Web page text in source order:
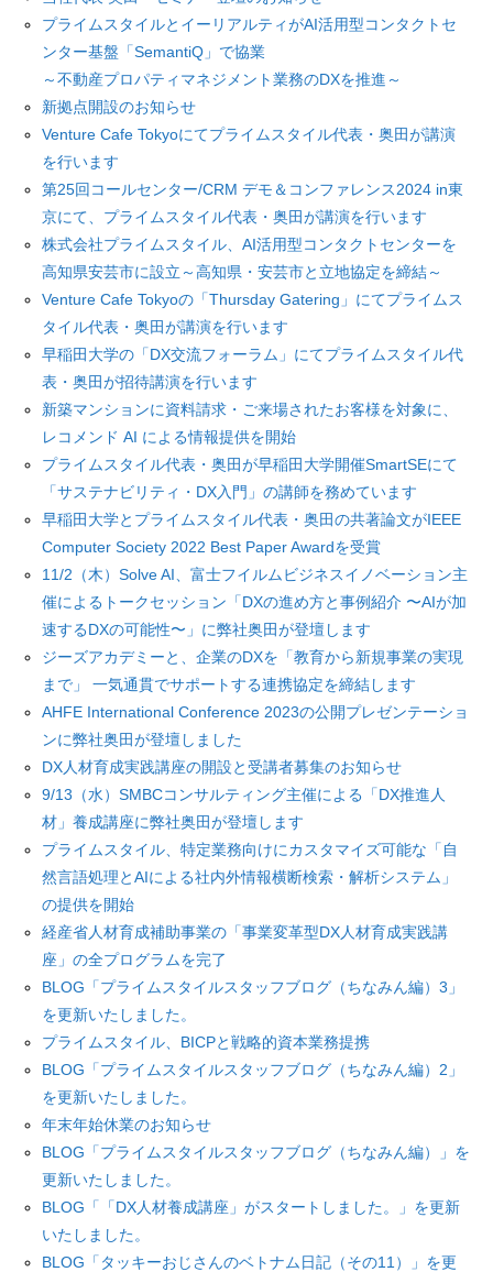
プライムスタイルとイーリアルティがAI活用型コンタクトセ
ンター基盤「SemantiQ」で協業
～不動産プロパティマネジメント業務のDXを推進～
新拠点開設のお知らせ
Venture Cafe Tokyoにてプライムスタイル代表・奥田が講演
を行います
第25回コールセンター/CRM デモ＆コンファレンス2024 in東
京にて、プライムスタイル代表・奥田が講演を行います
株式会社プライムスタイル、AI活用型コンタクトセンターを
高知県安芸市に設立～高知県・安芸市と立地協定を締結～
Venture Cafe Tokyoの「Thursday Gatering」にてプライムス
タイル代表・奥田が講演を行います
早稲田大学の「DX交流フォーラム」にてプライムスタイル代
表・奥田が招待講演を行います
新築マンションに資料請求・ご来場されたお客様を対象に、
レコメンド AI による情報提供を開始
プライムスタイル代表・奥田が早稲田大学開催SmartSEにて
「サステナビリティ・DX入門」の講師を務めています
早稲田大学とプライムスタイル代表・奥田の共著論文がIEEE
Computer Society 2022 Best Paper Awardを受賞
11/2（木）Solve AI、富士フイルムビジネスイノベーション主
催によるトークセッション「DXの進め方と事例紹介 〜AIが加
速するDXの可能性〜」に弊社奥田が登壇します
ジーズアカデミーと、企業のDXを「教育から新規事業の実現
まで」 一気通貫でサポートする連携協定を締結します
AHFE International Conference 2023の公開プレゼンテーショ
ンに弊社奥田が登壇しました
DX人材育成実践講座の開設と受講者募集のお知らせ
9/13（水）SMBCコンサルティング主催による「DX推進人
材」養成講座に弊社奥田が登壇します
プライムスタイル、特定業務向けにカスタマイズ可能な「自
然言語処理とAIによる社内外情報横断検索・解析システム」
の提供を開始
経産省人材育成補助事業の「事業変革型DX人材育成実践講
座」の全プログラムを完了
BLOG「プライムスタイルスタッフブログ（ちなみん編）3」
を更新いたしました。
プライムスタイル、BICPと戦略的資本業務提携
BLOG「プライムスタイルスタッフブログ（ちなみん編）2」
を更新いたしました。
年末年始休業のお知らせ
BLOG「プライムスタイルスタッフブログ（ちなみん編）」を
更新いたしました。
BLOG「「DX人材養成講座」がスタートしました。」を更新
いたしました。
BLOG「タッキーおじさんのベトナム日記（その11）」を更